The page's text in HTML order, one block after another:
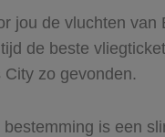
jou de vluchten
de beste
zo gevonden.
is een